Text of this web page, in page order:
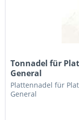
Tonnadel für
General
Plattennadel für
General